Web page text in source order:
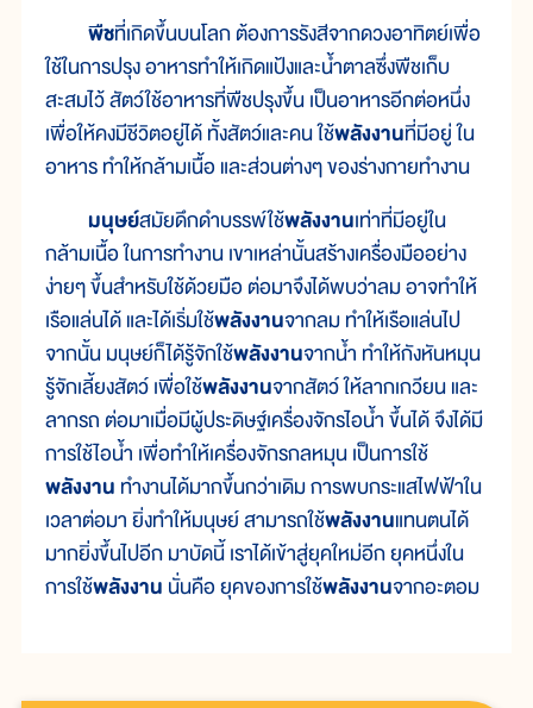
พืชที่เกิดขึ้นบนโลก ต้องการรังสีจากดวงอาทิตย์เพื่อ
ใช้ในการปรุง อาหารทำให้เกิดแป้งและน้ำตาลซึ่งพืชเก็บ
สะสมไว้ สัตว์ใช้อาหารที่พืชปรุงขึ้น เป็นอาหารอีกต่อหนึ่ง
เพื่อให้คงมีชีวิตอยู่ได้ ทั้งสัตว์และคน ใช้พลังงานที่มีอยู่ ใน
อาหาร ทำให้กล้ามเนื้อ และส่วนต่างๆ ของร่างกายทำงาน
มนุษย์สมัยดึกดำบรรพ์ใช้พลังงานเท่าที่มีอยู่ใน
กล้ามเนื้อ ในการทำงาน เขาเหล่านั้นสร้างเครื่องมืออย่าง
ง่ายๆ ขึ้นสำหรับใช้ด้วยมือ ต่อมาจึงได้พบว่าลม อาจทำให้
เรือแล่นได้ และได้เริ่มใช้พลังงานจากลม ทำให้เรือแล่นไป
จากนั้น มนุษย์ก็ได้รู้จักใช้พลังงานจากน้ำ ทำให้กังหันหมุน
รู้จักเลี้ยงสัตว์ เพื่อใช้พลังงานจากสัตว์ ให้ลากเกวียน และ
ลากรถ ต่อมาเมื่อมีผู้ประดิษฐ์เครื่องจักรไอน้ำ ขึ้นได้ จึงได้มี
การใช้ไอน้ำ เพื่อทำให้เครื่องจักรกลหมุน เป็นการใช้
พลังงาน ทำงานได้มากขึ้นกว่าเดิม การพบกระแสไฟฟ้าใน
เวลาต่อมา ยิ่งทำให้มนุษย์ สามารถใช้พลังงานแทนตนได้
มากยิ่งขึ้นไปอีก มาบัดนี้ เราได้เข้าสู่ยุคใหม่อีก ยุคหนึ่งใน
การใช้พลังงาน นั่นคือ ยุคของการใช้พลังงานจากอะตอม